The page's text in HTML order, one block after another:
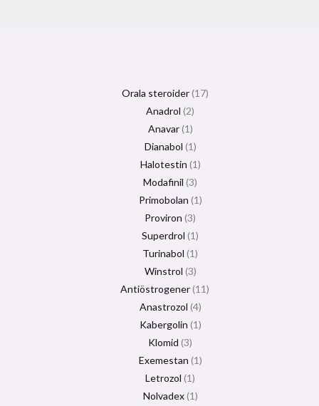
Orala steroider 17
Anadrol 2
Anavar 1
Dianabol 1
Halotestin 1
Modafinil 3
Primobolan 1
Proviron 3
Superdrol 1
Turinabol 1
Winstrol 3
Antiöstrogener 11
Anastrozol 4
Kabergolin 1
Klomid 3
Exemestan 1
Letrozol 1
Nolvadex 1